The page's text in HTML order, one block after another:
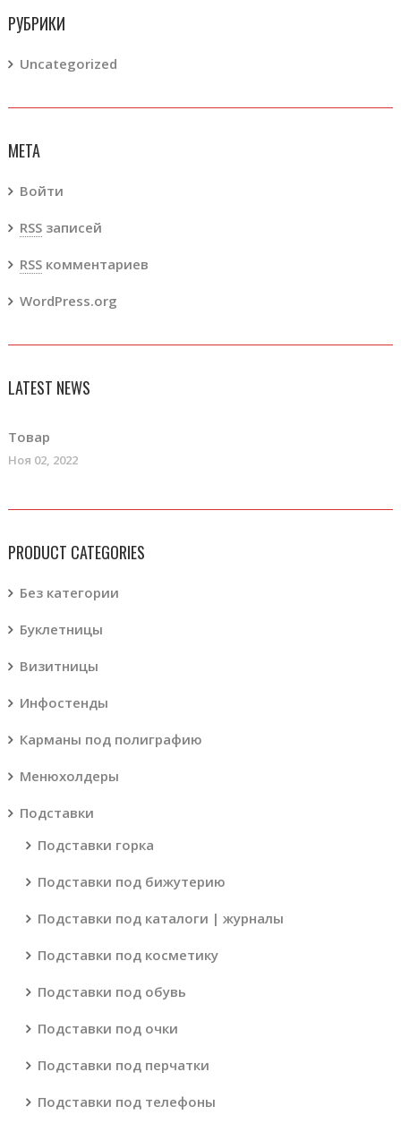
РУБРИКИ
Uncategorized
МЕТА
Войти
RSSзаписей
RSSкомментариев
WordPress.org
LATEST NEWS
Товар
Ноя 02, 2022
PRODUCT CATEGORIES
Без категории
Буклетницы
Визитницы
Инфостенды
Карманы под полиграфию
Менюхолдеры
Подставки
Подставки горка
Подставки под бижутерию
Подставки под каталоги | журналы
Подставки под косметику
Подставки под обувь
Подставки под очки
Подставки под перчатки
Подставки под телефоны